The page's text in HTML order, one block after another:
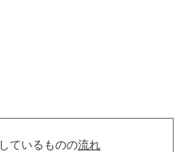
ているものの流れ